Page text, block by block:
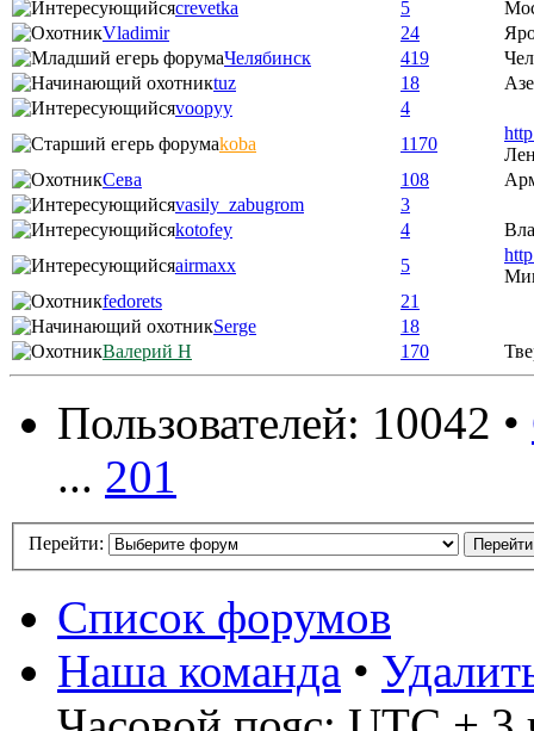
crevetka
5
Vladimir
24
Челябинск
419
tuz
18
voopyy
4
koba
1170
Сева
108
vasily_zabugrom
3
kotofey
4
airmaxx
5
fedorets
21
Serge
18
Валерий Н
170
Пользователей: 10042 •
... 201
Перейти:
Список форумов
Наша команда •